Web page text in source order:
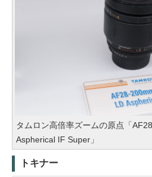
タムロン高倍率ズームの原点「
Aspherical IF Super」
トキナー